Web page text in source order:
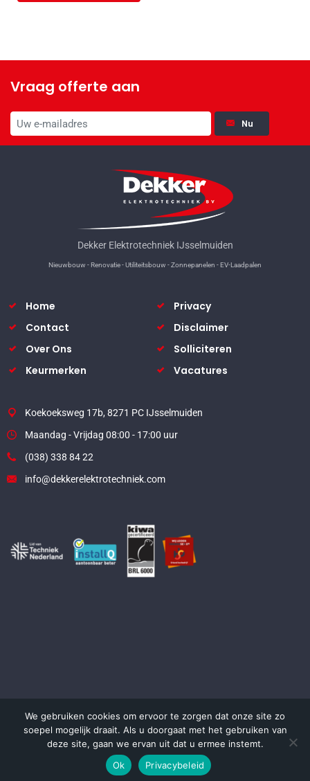
Vraag offerte aan
Nu
Dekker Elektrotechniek IJsselmuiden
Nieuwbouw - Renovatie - Utiliteitsbouw - Zonnepanelen - EV-Laadpalen
Home
Privacy
Contact
Disclaimer
Over Ons
Solliciteren
Keurmerken
Vacatures
Koekoeksweg 17b, 8271 PC IJsselmuiden
Maandag - Vrijdag 08:00 - 17:00 uur
(038) 338 84 22
info@dekkerelektrotechniek.com
© 2024 Dekker Elektrotechniek B.V. Alle rechten voorbehouden.
Webdesign powered byDr. Pepper 🌶
We gebruiken cookies om ervoor te zorgen dat onze site zo
soepel mogelijk draait. Als u doorgaat met het gebruiken van
deze site, gaan we ervan uit dat u ermee instemt.
Ok
Privacybeleid